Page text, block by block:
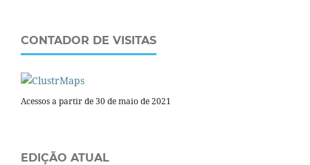
CONTADOR DE VISITAS
Acessos a partir de 30 de maio de 2021
EDIÇÃO ATUAL